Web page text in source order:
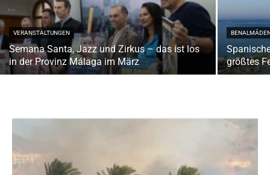
VERANSTALTUNGEN
Semana Santa, Jazz und Zirkus – das ist los
in der Provinz Málaga im März
größtes